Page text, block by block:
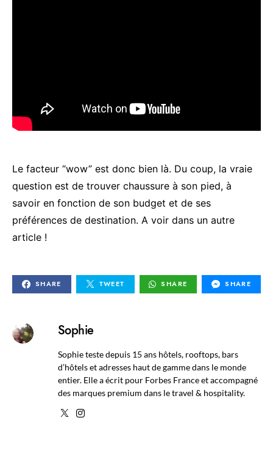
Le facteur “wow” est donc bien là. Du coup, la vraie
question est de trouver chaussure à son pied, à
savoir en fonction de son budget et de ses
préférences de destination. A voir dans un autre
article !
SHARE TWEET SHARE SHARE
Sophie
Sophie teste depuis 15 ans hôtels, rooftops, bars
d’hôtels et adresses haut de gamme dans le monde
entier. Elle a écrit pour Forbes France et accompagné
des marques premium dans le travel & hospitality.